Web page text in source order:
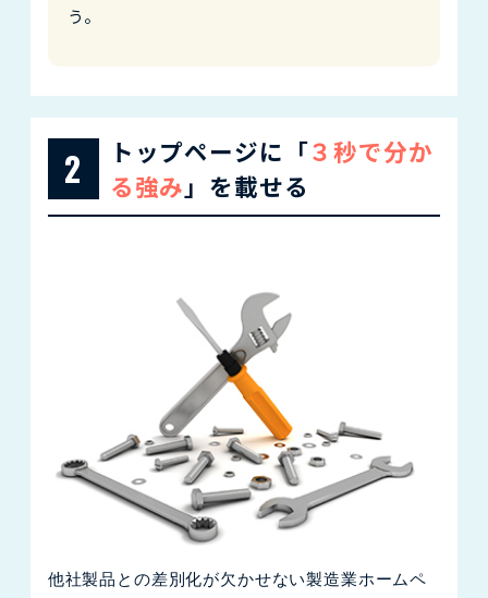
う。
2 トップページに「３秒で分か
る強み」を載せる
他社製品との差別化が欠かせない製造業ホームペ